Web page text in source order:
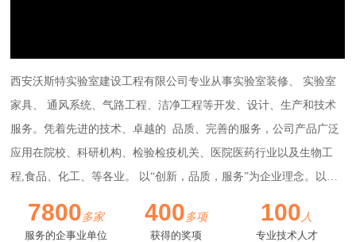
西安沃斯特实验室建设工程有限公司专业从事实验室装修、 实验室
家具、 通风系统、气路工程、洁净工程等开发、设计、生产和技术
服务。凭着先进的技术、卓越的 品质、完善的服务，公司产品广泛
应用在院校、科研机构、检验检疫机关、医院医药行业以及生物工
程,食品、化工、等各业。 以“创新，品质，服务”为企业理念。以客
作者提供一个良好的实验室空间。更多++
7800多家
服务的企事业单位
400多项
获得的奖项
100 人
专业技术人才